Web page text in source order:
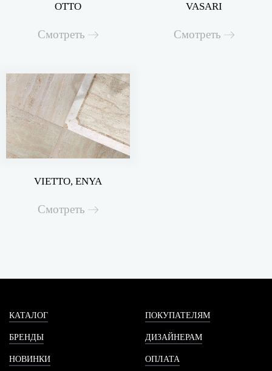
OTTO
Смотреть
VASARI
Смотреть
VIETTO, ENYA
Смотреть
КАТАЛОГ
БРЕНДЫ
НОВИНКИ
ПОКУПАТЕЛЯМ
ДИЗАЙНЕРАМ
ОПЛАТА